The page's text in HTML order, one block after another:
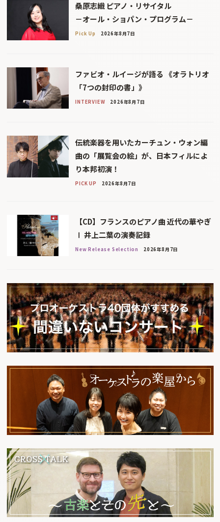
桑原志織 ピアノ・リサイタル
－オール・ショパン・プログラム－
Pick Up 2026年8月7日
ファビオ・ルイージが語る 《オラトリオ
「7つの封印の書」》
INTERVIEW 2026年8月7日
伝統楽器を用いたカーチュン・ウォン編
曲の「展覧会の絵」が、日本フィルによ
り本邦初演！
PICK UP 2026年8月7日
【CD】フランスのピアノ曲 近代の華やぎ
Ⅰ 井上二葉の演奏記録
New Release Selection 2026年8月7日